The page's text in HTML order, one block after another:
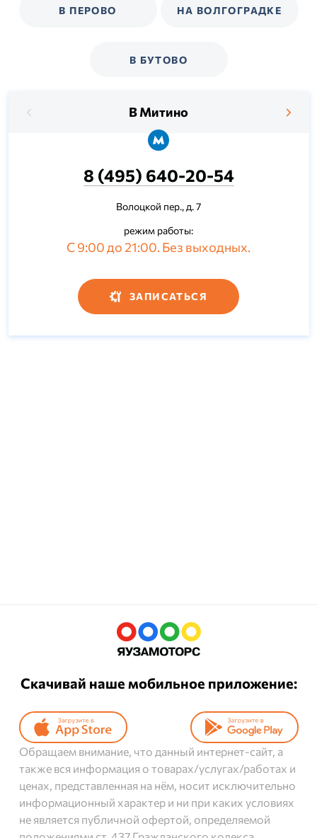
В ПЕРОВО НА ВОЛГОГРАДКЕ
В БУТОВО
В Митино
8 (495) 640-20-54
Волоцкой пер., д. 7
режим работы:
С 9:00 до 21:00. Без выходных.
ЗАПИСАТЬСЯ
Скачивай наше мобильное приложение:
Обращаем внимание, что данный интернет-сайт, а
также вся информация о товарах/услугах/работах и
ценах, представленная на нём, носит исключительно
информационный характер и ни при каких условиях
не является публичной офертой, определяемой